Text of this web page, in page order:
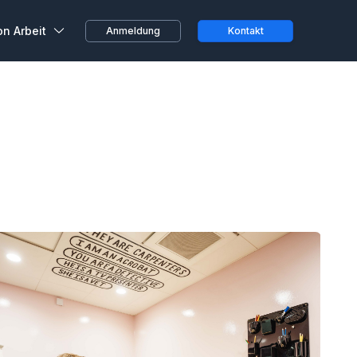
Arbeit
Wojo
Treueprogramme
Anmeldung Kontakt